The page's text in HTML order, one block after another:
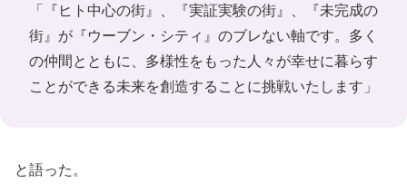
「『ヒト中心の街』、『実証実験の街』、『未完成の
街』が『ウーブン・シティ』のブレない軸です。多く
の仲間とともに、多様性をもった人々が幸せに暮らす
ことができる未来を創造することに挑戦いたします」
と語った。